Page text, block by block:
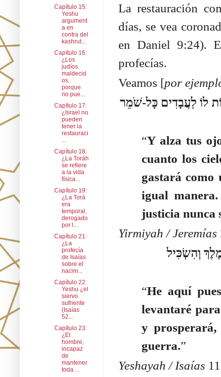
La restauración
días, se vea
en Daniel 9:24).
profecías.
Veamos [por
לוֹ לַעֲבָדִים כָּל-שֹׁמֵר
“Y alza tus
cuanto los
gastará como
igual
justicia nunca
Yirmiyah / Jeremías
הִנֵּה יָמִים בָּאִים נְאֻם-יי וַהֲקִמֹתִי לְדָוִד צֶמַח צַדִּיק וּמָלַךְ מֶלֶךְ וְהִשְׂכִּיל
“He aquí
levantaré
y
guerra.”
Yeshayah / Isaías
Capítulo 15:
Yeshu
argument
a en
contra del
kashrut...
Capítulo 16:
¿Los
judíos
maldecid
os,
porque
no pue...
Capítulo 17:
¿Israel no
pueden
tener la
restauraci
...
Capítulo 18:
¿La Toráh
se refiere
a la vida
física...
Capítulo 19:
¿La Torá
era
temporal,
derogado
por l...
Capítulo 21:
¿La
profecía
de Isaías
sobre el
nacim...
Capítulo 22:
Yeshu ¿el
siervo
sufriente
(Isaías
52...
Capítulo 23:
¿El
hombre,
incapaz
de
mantener
toda ...